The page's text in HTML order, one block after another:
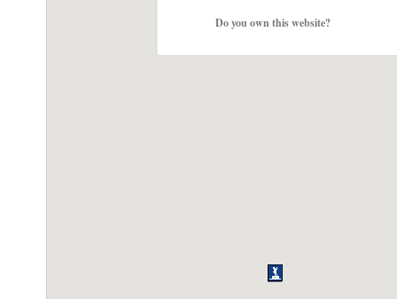
Do you own this website?